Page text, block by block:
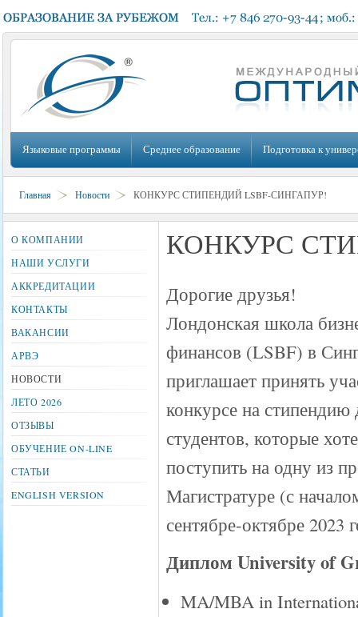
Языковые программы Среднее образование Подготовка к
Главная Новости КОНКУРС СТИПЕНДИЙ LSBF-СИНГАПУР!
КОНКУРС
Дорогие друзья!
Лондонская школа
финансов (LSBF) в
приглашает принять
конкурсе на стипендию
студентов, которые
поступить на одну из
Магистратуре (с
сентябре-октябре 2023
Диплом University of
MA/MBA in
О КОМПАНИИ
НАШИ УСЛУГИ
АККРЕДИТАЦИИ
КОНТАКТЫ
ВАКАНСИИ
АРВЭ
НОВОСТИ
ЛЕТО 2026
ОТЗЫВЫ
ОБУЧЕНИЕ ON-LINE
СТАТЬИ
ENGLISH VERSION